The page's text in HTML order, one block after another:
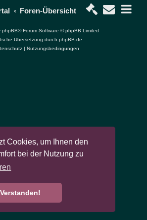
Cookies, um Ihnen den
bei der Nutzung zu
Verstanden!
Foren-Übersicht
phpBB® Forum Software © phpBB Limited
Übersetzung durch phpBB.de
| Nutzungsbedingungen